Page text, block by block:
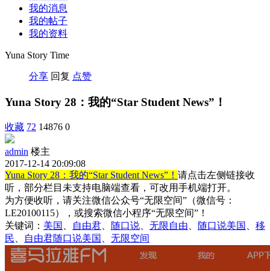
我的消息
我的帖子
我的资料
Yuna Story Time
分享 回复 点赞
Yuna Story 28：我的“Star Student News”！
收藏 72 14876 0
admin 楼主
2017-12-14 20:09:08
Yuna Story 28：我的“Star Student News”！ 请点击左侧链接收
听，部分栏目未支持电脑端查看，可改用手机端打开。
为方便收听，请关注微信公众号“无限空间”（微信号：
LE20100115），或搜索微信小程序“无限空间”！
关键词： 美国 自由君 随口说 无限自由 随口说美国
移
民
自由君随口说美国 无限空间